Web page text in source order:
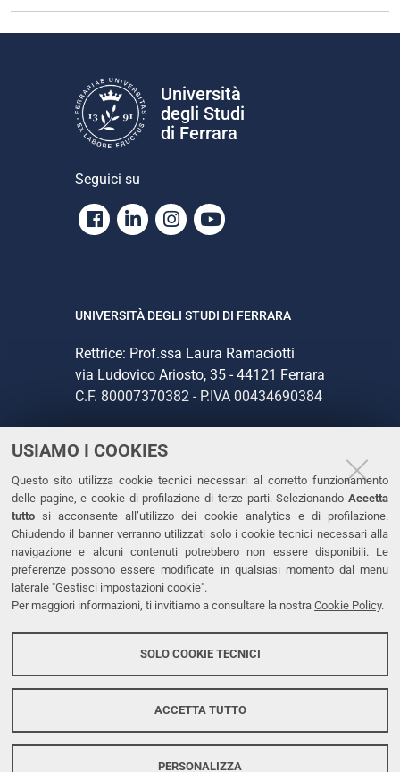
USIAMO I COOKIES
Questo sito utilizza cookie tecnici necessari al corretto funzionamento
delle pagine, e cookie di profilazione di terze parti. Selezionando Accetta
tutto si acconsente all’utilizzo dei cookie analytics e di profilazione.
Chiudendo il banner verranno utilizzati solo i cookie tecnici necessari alla
navigazione e alcuni contenuti potrebbero non essere disponibili. Le
preferenze possono essere modificate in qualsiasi momento dal menu
laterale "Gestisci impostazioni cookie".
Per maggiori informazioni, ti invitiamo a consultare la nostra Cookie Policy.
SOLO COOKIE TECNICI
ACCETTA TUTTO
PERSONALIZZA
Università
degli Studi
di Ferrara
Seguici su
Facebook
LinkedinInstagram
Youtube
UNIVERSITÀ DEGLI STUDI DI FERRARA
Rettrice: Prof.ssa Laura Ramaciotti
via Ludovico Ariosto, 35 - 44121 Ferrara
C.F. 80007370382 - P.IVA 00434690384
CONTATTI
Tel. +39 0532 293111
Fax. +39 0532 293031
PEC
LINKS
Dichiarazione di accessibilità
Protezione dati personali